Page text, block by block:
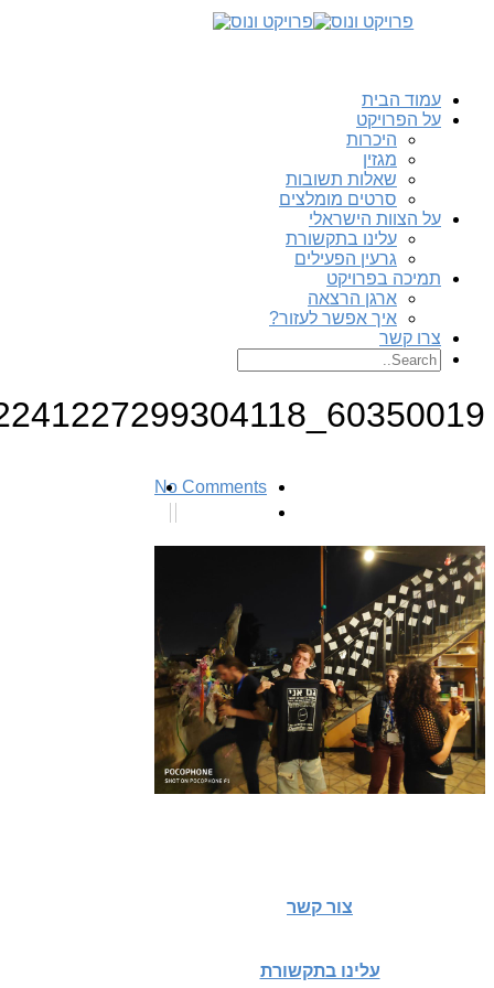
עמוד הבית
על הפרויקט
היכרות
מגזין
שאלות תשובות
סרטים מומלצים
על הצוות הישראלי
עלינו בתקשורת
גרעין הפעילים
תמיכה בפרויקט
ארגן הרצאה
איך אפשר לעזור?
צרו קשר
60350019_2241227299304118_3237176684184600576_n
No Comments
צור קשר
עלינו בתקשורת